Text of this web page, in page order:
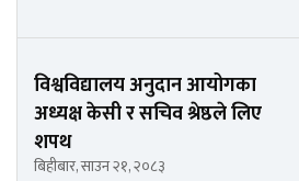
विश्वविद्यालय अनुदान आयोगका
अध्यक्ष केसी र सचिव श्रेष्ठले लिए
शपथ
बिहीबार, साउन २१, २०८३